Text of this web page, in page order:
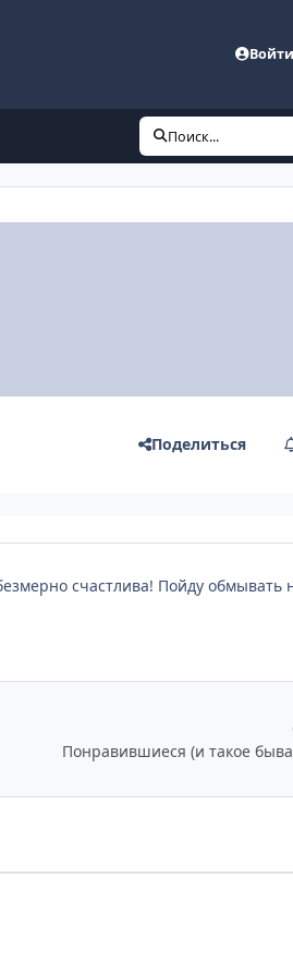
Войти
Поиск...
Поделиться
счастлива! Пойду обмывать
Понравившиеся (и такое